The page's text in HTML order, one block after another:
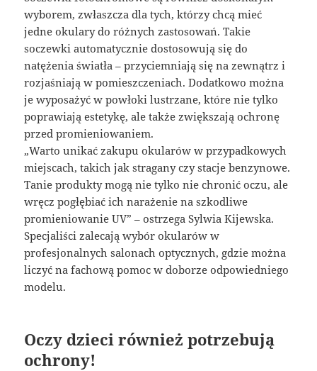
wyborem, zwłaszcza dla tych, którzy chcą mieć
jedne okulary do różnych zastosowań. Takie
soczewki automatycznie dostosowują się do
natężenia światła – przyciemniają się na zewnątrz i
rozjaśniają w pomieszczeniach. Dodatkowo można
je wyposażyć w powłoki lustrzane, które nie tylko
poprawiają estetykę, ale także zwiększają ochronę
przed promieniowaniem.
„Warto unikać zakupu okularów w przypadkowych
miejscach, takich jak stragany czy stacje benzynowe.
Tanie produkty mogą nie tylko nie chronić oczu, ale
wręcz pogłębiać ich narażenie na szkodliwe
promieniowanie UV” – ostrzega Sylwia Kijewska.
Specjaliści zalecają wybór okularów w
profesjonalnych salonach optycznych, gdzie można
liczyć na fachową pomoc w doborze odpowiedniego
modelu.
Oczy dzieci również potrzebują
ochrony!